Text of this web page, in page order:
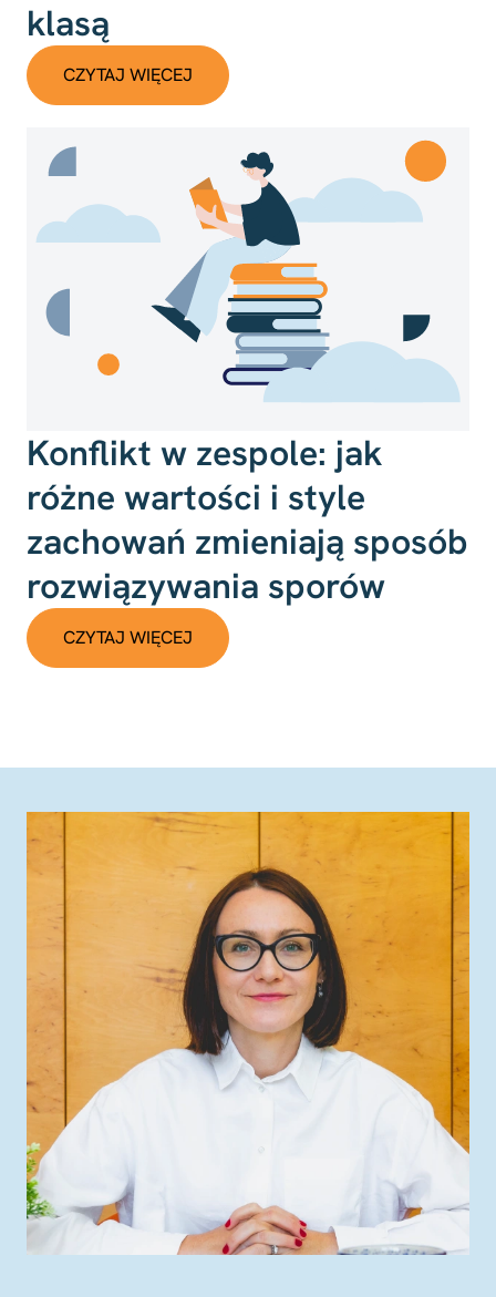
klasą
CZYTAJ WIĘCEJ
Konflikt w zespole: jak
różne wartości i style
zachowań zmieniają sposób
rozwiązywania sporów
CZYTAJ WIĘCEJ